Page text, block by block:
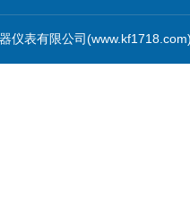
仪表有限公司